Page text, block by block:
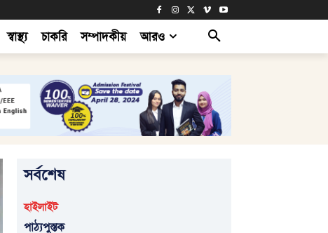
স্বাস্থ্য চাকরি সম্পাদকীয় আরও
সর্বশেষ
হাইলাইট
পাঠ্যপুস্তক